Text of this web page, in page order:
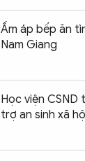
Ấm áp bếp ăn
Nam Giang
Học viện CSND
trợ an sinh xã